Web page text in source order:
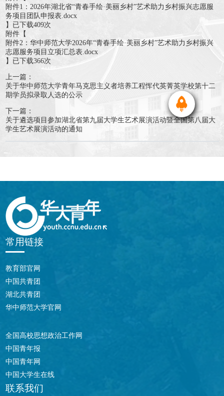
附件1：2026年湖北省“青春手绘·美丽乡村”艺术助力乡村振兴志愿服
务项目团队申报表.docx
】已下载409次
附件【
附件2：华中师范大学2026年“青春手绘·美丽乡村”艺术助力乡村振兴
志愿服务项目立项汇总表.docx
】已下载366次
上一篇：
关于华中师范大学青年马克思主义者培养工程恽代英菁英学校第十二
期学员拟录取人选的公示
下一篇：
关于遴选项目参加湖北省第九届大学生艺术展演活动暨全国第八届大
学生艺术展演活动的通知
常用链接
教育部官网
中国共青团
湖北共青团
华中师范大学官网
全国高校思想政治工作网
中国青年报
中国青年网
中国大学生在线
联系我们